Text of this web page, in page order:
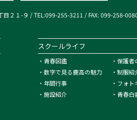
目２１-９ / TEL:099-255-3211 / FAX: 099-258-
スクールライフ
・ 青春図鑑 ・保護者
・ 数字で見る鹿高の魅力 ・制服紹
・ 年間行事 ・ フォト
・ 施設紹介 ・ 青春白